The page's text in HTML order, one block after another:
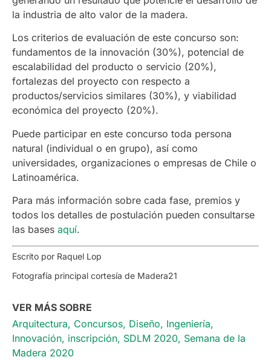
la industria de alto valor de la madera.
Los criterios de evaluación de este concurso son:
fundamentos de la innovación (30%), potencial de
escalabilidad del producto o servicio (20%),
fortalezas del proyecto con respecto a
productos/servicios similares (30%), y viabilidad
económica del proyecto (20%).
Puede participar en este concurso toda persona
natural (individual o en grupo), así como
universidades, organizaciones o empresas de Chile o
Latinoamérica.
Para más información sobre cada fase, premios y
todos los detalles de postulación pueden consultarse
las bases aquí.
Escrito por Raquel Lop
Fotografía principal cortesía de Madera21
VER MÁS SOBRE
Arquitectura, Concursos, Diseño, Ingeniería,
Innovación, inscripción, SDLM 2020, Semana de la
Madera 2020